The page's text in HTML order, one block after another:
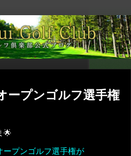
プンゴルフ選手権
🌟
ープンゴルフ選手権が